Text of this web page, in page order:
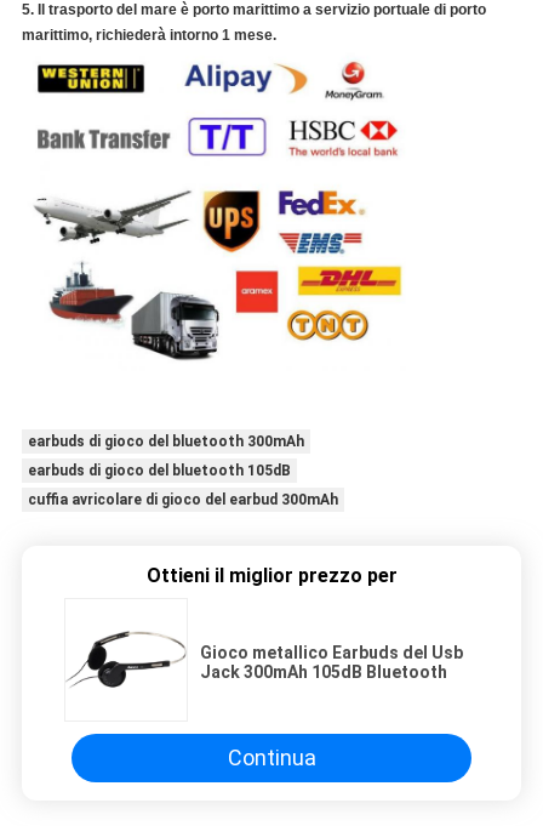
5. Il trasporto del mare è porto marittimo a servizio portuale di porto
marittimo, richiederà intorno 1 mese.
earbuds di gioco del bluetooth 300mAh
earbuds di gioco del bluetooth 105dB
cuffia avricolare di gioco del earbud 300mAh
Ottieni il miglior prezzo per
Gioco metallico Earbuds del Usb
Jack 300mAh 105dB Bluetooth
Continua